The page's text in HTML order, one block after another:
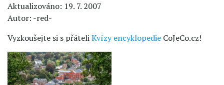
Aktualizováno: 19. 7. 2007
Autor: -red-
Vyzkoušejte si s přáteliKvízy encyklopedie CoJeCo.cz!